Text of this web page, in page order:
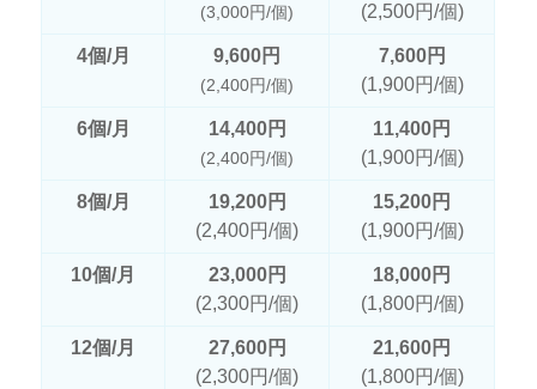
(3,000円/個)
(2,500円/個)
4個/月 9,600円
(2,400円/個)
7,600円
(1,900円/個)
6個/月 14,400円
(2,400円/個)
11,400円
(1,900円/個)
8個/月
19,200円
(2,400円/個)
15,200円
(1,900円/個)
10個/月
23,000円
(2,300円/個)
18,000円
(1,800円/個)
12個/月
27,600円
(2,300円/個)
21,600円
(1,800円/個)